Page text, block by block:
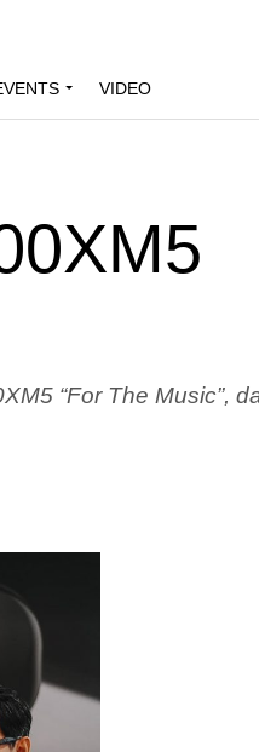
VIDEO
“For The Music”,